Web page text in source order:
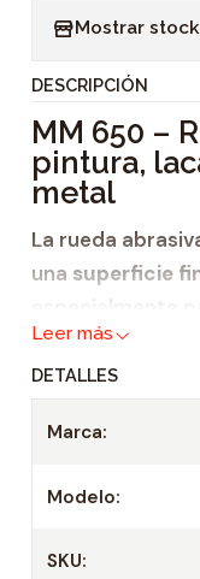
i
d
a
d
Mostrar
DESCRIPCIÓN
MM 650 –
pintura,
metal
La rueda
una superficie
especialmente
utilizar en
pintura,
laca,
madera y
Leer más
DETALLES
Marca:
Modelo:
SKU: